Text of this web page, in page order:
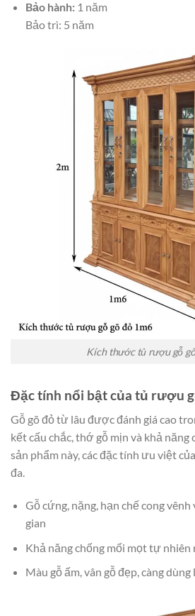
Bảo hành:1 năm
Bảo trì: 5 năm
Kích thước tủ rượu gỗ
Đặc tính nổi bật của tủ rượu
Gỗ gõ đỏ từ lâu được đánh giá cao
kết cấu chắc, thớ gỗ mịn và khả
sản phẩm này, các đặc tính ưu việt
đa.
Gỗ cứng, nặng, hạn chế cong
gian
Khả năng chống mối mọt tự
Màu gỗ ấm, vân gỗ đẹp, càng dùng